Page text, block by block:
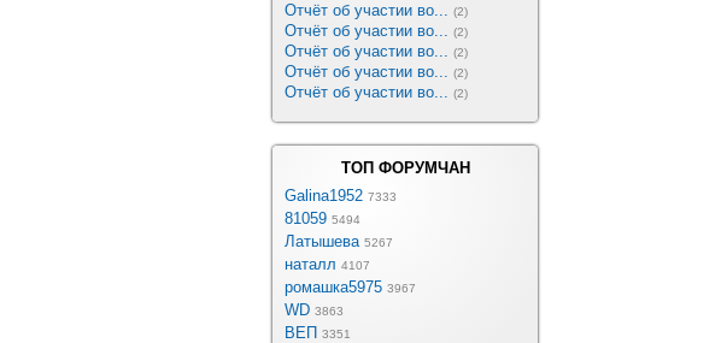
Отчёт об участии во... (2)
Отчёт об участии во... (2)
Отчёт об участии во... (2)
Отчёт об участии во... (2)
Отчёт об участии во... (2)
ТОП ФОРУМЧАН
Galina1952 7333
81059 5494
Латышева 5267
наталл 4107
ромашка5975 3967
WD 3863
ВЕП 3351